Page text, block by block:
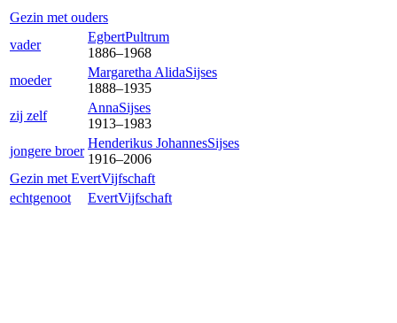
Gezin met ouders
vader
EgbertPultrum
1886–1968
moeder
Margaretha AlidaSijses
1888–1935
zij zelf
AnnaSijses
1913–1983
jongere broer
Henderikus JohannesSijses
1916–2006
Gezin met EvertVijfschaft
echtgenoot
EvertVijfschaft